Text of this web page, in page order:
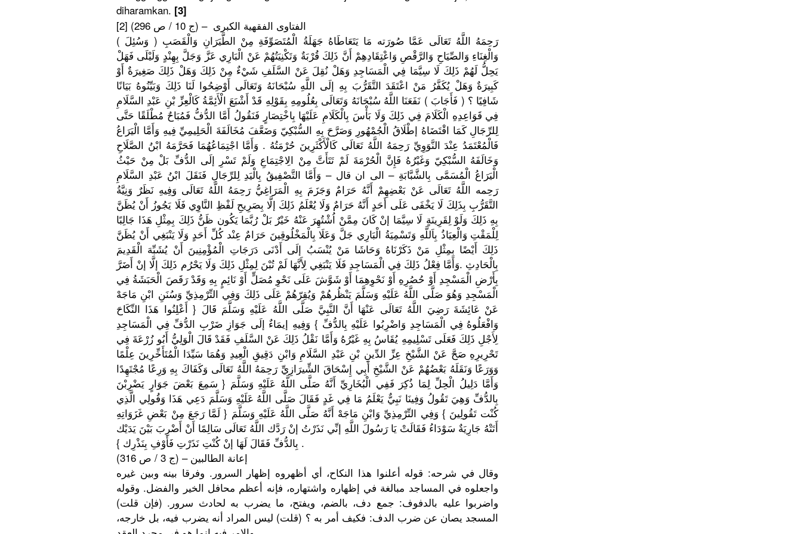
diharamkan. [3]
[2] الفتاوى الفقهية الكبرى – (ج 10 / ص 296)
( وَسُئِلَ ) رَحِمَهُ اللَّهُ تَعَالَى عَمَّا صُورَته مَا يَتَعَاطَاهُ جَهَلَةُ الْمُتَصَوِّفَةِ مِنْ الطَّيَرَانِ وَالْقَصَب
وَالْغِنَاءِ وَالصِّيَاحِ وَالرَّقْص ِ وَاعْتِقَادِهِمْ أَنَّ ذَلِكَ قُرْبَةٌ وَتَكْنِيَتُهُمْ عَنْ الْبَارِي عَزَّ وَجَلَّ بِهِنْدٍ وَلَيْلَى فَهَلْ
يَحِلُّ لَهُمْ ذَلِكَ لَا سِيَّمَا فِي الْمَسَاجِدِ وَهَلْ نُقِلَ عَنْ السَّلَفِ شَيْءٌ مِنْ ذَلِكَ وَهَلْ ذَلِكَ صَغِيرَةٌ أَوْ
كَبِيرَةٌ وَهَلْ يُكَفَّرُ مَنْ اعْتَقَدَ التَّقَرُّبَ بِهِ إلَى اللَّهِ سُبْحَانَه ُ وَتَعَالَى أَوْضِحُوا لَنَا ذَلِكَ وَبَيِّنُوهُ بَيَانًا
شَافِيًا ؟ ( فَأَجَابَ ) نَفَعَنَا اللَّهُ سُبْحَانَه ُ وَتَعَالَى بِعُلُومِه ِ بِقَوْلِهِ قَدْ أَشْبَعَ الْأَئِمَّةُ كَالْعِزِّ بْنِ عَبْدِ السَّلَامِ
فِي قَوَاعِدِه ِ الْكَلَامَ فِي ذَلِكَ وَلَا بَأْسَ بِالْكَلَامِ عَلَيْهَا بِاخْتِصَارٍ فَنَقُولُ أَمَّا الدُّفُّ فَمُبَاحٌ مُطْلَقًا حَتَّى
لِلرِّجَال ِ كَمَا اقْتَضَاهُ إطْلَاقُ الْجُمْهُورِ وَصَرَّحَ بِهِ السُّبْكِي ّ وَضَعَّفَ مُخَالَفَة َ الْحَلِيمِيِّ فِيهِ وَأَمَّا الْيَرَاعُ
فَالْمُعْتَمَدُ عِنْدَ النَّوَوِي ِّ رَحِمَهُ اللَّهُ تَعَالَى كَالْأَكْثَرِينَ حُرْمَتُهُ . وَأَمَّا اجْتِمَاعُهُمَا فَحَرَّمَه ُ ابْنُ الصَّلَاحِ
وَخَالَفَه ُ السُّبْكِي ّ وَغَيْرُهُ فَإِنَّ الْحُرْمَة َ لَمْ تَتَأَتَّ مِنْ الِاجْتِمَاعِ وَلَمْ تَسْرِ إلَى الدُّفِّ بَلْ مِنْ حَيْثُ
الْيَرَاعُالْمُسَمَّى بِالشَّبَّابَةِ – الى ان قال – وَأَمَّا التَّصْفِيقُ بِالْيَدِ لِلرِّجَال ِ فَنَقَلَ ابْنُ عَبْدِ السَّلَامِ
رَحِمه اللَّهُ تَعَالَى عَنْ بَعْضِهِمْ أَنَّهُ حَرَامٌ وَجَزَمَ بِهِ الْمَرَاغِيُّ رَحِمَهُ اللَّهُ تَعَالَى وَفِيهِ نَظَرٌ وَنِيَّةُ
التَّقَرُّبِ بِذَلِكَ لَا يَخْفَى عَلَى أَحَدٍ أَنَّهُ حَرَامٌ وَلَا يُعْلَمُ ذَلِكَ إلَّا بِصَرِيحِ لَفْظِ النَّاوِي فَلَا يَجُوزُ أَنْ يُظَنَّ
بِهِ ذَلِكَ وَلَوْ لِقَرِينَة ٍ لَا سِيَّمَا إنْ كَانَ مِمَّنْ اُشْتُهِرَ عَنْهُ خَيْرٌ بَلْ رُبَّمَا يَكُون ظَنُّ ذَلِكَ بِمِثْلِ هَذَا جَالِبًا
لِلْمَقْتِ وَالْعِيَاذُ بِاَللَّهِ وَتَسْمِيَةُ الْبَارِي جَلَّ وَعَلَا بِالْمَخْلُوقِينَ حَرَامٌ عِنْد كُلِّ أَحَدٍ وَلَا يَنْبَغِي أَنْ يُظَنَّ
ذَلِكَ أَيْضًا بِمِثْلِ مَنْ ذَكَرْنَاه ُ وَحَاشَا مَنْ يُنْسَبُ إلَى أَدْنَى دَرَجَاتِ الْمُؤْمِنِينَ أَنْ يُشَبِّهَ الْقَدِيمَ
بِالْحَادِثِ .وَأَمَّا فِعْلُ ذَلِكَ فِي الْمَسَاجِدِ فَلَا يَنْبَغِي لِأَنَّهَا لَمْ تُبْنَ لِمِثْلِ ذَلِكَ وَلَا يَحْرُم ذَلِكَ إلَّا إنْ أَضَرَّ
بِأَرْضِ الْمَسْجِد ِ أَوْ حُصُرِهِ أَوْ نَحْوِهِمَا أَوْ شَوَّشَ عَلَى نَحْوِ مُصَلٍّ أَوْ نَائِمٍ بِهِ وَقَدْ رَقَصَ الْحَبَشَة ُ فِي
الْمَسْجِد ِ وَهُوَ صَلَّى اللَّهُ عَلَيْهِ وَسَلَّمَ يَنْظُرهُم ْ وَيُقِرّهُمْ عَلَى ذَلِكَ وَفِي التِّرْمِذِيِّ وَسُنَنِ ابْنِ مَاجَهْ
عَنْ عَائِشَةَ رَضِيَ اللَّهُ تَعَالَى عَنْهَا أَنَّ النَّبِيَّ صَلَّى اللَّهُ عَلَيْهِ وَسَلَّمَ قَالَ { أَعْلِنُوا هَذَا النِّكَاحَ
وَافْعَلُوهُ فِي الْمَسَاجِدِ وَاضْرِبُوا عَلَيْهِ بِالدُّفِّ } وَفِيهِ إيمَاءٌ إلَى جَوَازِ ضَرْبِ الدُّفِّ فِي الْمَسَاجِدِ
لِأَجْلِ ذَلِكَ فَعَلَى تَسْلِيمِه ِ يُقَاسُ بِهِ غَيْرُهُ وَأَمَّا نَقْلُ ذَلِكَ عَنْ السَّلَفِ فَقَدْ قَالَ الْوَلِيُّ أَبُو زُرْعَةَ فِي
تَحْرِيرِه ِ صَحَّ عَنْ الشَّيْخِ عِزِّ الدِّينِ بْنِ عَبْدِ السَّلَامِ وَابْنِ دَقِيقِ الْعِيدِ وَهُمَا سَيِّدَا الْمُتَأَخِّرِينَ عِلْمًا
وَوَرَعًا وَنَقَلَهُ بَعْضُهُمْ عَنْ الشَّيْخِ أَبِي إِسْحَاقَ الشِّيرَاز ِيِّ رَحِمَهُ اللَّهُ تَعَالَى وَكَفَاكَ بِهِ وَرِعًا مُجْتَهِدًا
وَأَمَّا دَلِيلُ الْحِلِّ لِمَا ذُكِرَ فَفِي الْبُخَارِ يِّ أَنَّهُ صَلَّى اللَّهُ عَلَيْهِ وَسَلَّمَ { سَمِعَ بَعْضَ جَوَارٍ يَضْرِبْنَ
بِالدُّفِّ وَهِيَ تَقُولُ وَفِينَا نَبِيٌّ يَعْلَمُ مَا فِي غَدٍ فَقَالَ صَلَّى اللَّهُ عَلَيْهِ وَسَلَّمَ دَعِي هَذَا وَقُولِي الَّذِي
كُنْت تَقُولِينَ } وَفِي التِّرْمِذِيِّ وَابْنِ مَاجَهْ أَنَّهُ صَلَّى اللَّهُ عَلَيْهِ وَسَلَّمَ { لَمَّا رَجَعَ مِنْ بَعْضِ غَزَوَاتِه
أَتَتْهُ جَارِيَةٌ سَوْدَاءُ فَقَالَتْ يَا رَسُولَ اللَّهِ إنِّي نَذَرْتُ إنْ رَدَّك اللَّهُ تَعَالَى سَالِمًا أَنْ أَضْرِبَ بَيْنَ يَدَيْك
بِالدُّفِّ فَقَالَ لَهَا إنْ كُنْتِ نَذَرْتِ فَأَوْفِ بِنَذْرِك } .
إعانة الطالبين – (ج 3 / ص 316)
وقال في شرحه: قوله أعلنوا هذا النكاح، أي أظهروه إظهار السرور. وفرقا بينه وبين غيره
واجعلوه في المساجد مبالغة في إظهاره واشتهاره، فإنه أعظم محافل الخير والفضل. وقوله
واضربوا عليه بالدفوف: جمع دف، بالضم، ويفتح، ما يضرب به لحادث سرور. (فإن قلت)
المسجد يصان عن ضرب الدف: فكيف أمر به ؟ (قلت) ليس المراد أنه يضرب فيه، بل خارجه،